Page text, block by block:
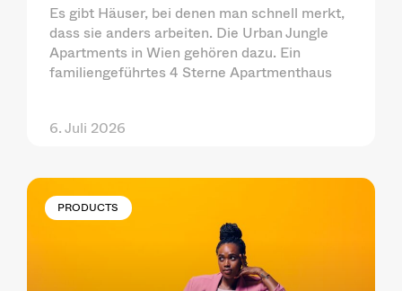
Es gibt Häuser, bei denen man schnell merkt,
dass sie anders arbeiten. Die Urban Jungle
Apartments in Wien gehören dazu. Ein
familiengeführtes 4 Sterne Apartmenthaus
6. Juli 2026
PRODUCTS